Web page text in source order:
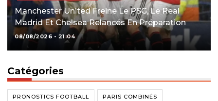
Manchester United Freine Le PSG, Le Real
Madrid Et Chelsea Relancés En Préparation
08/08/2026 - 21:04
Catégories
PRONOSTICS FOOTBALL PARIS COMBINÉS